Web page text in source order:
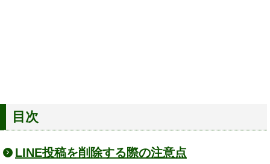
目次
LINE投稿を削除する際の注意点